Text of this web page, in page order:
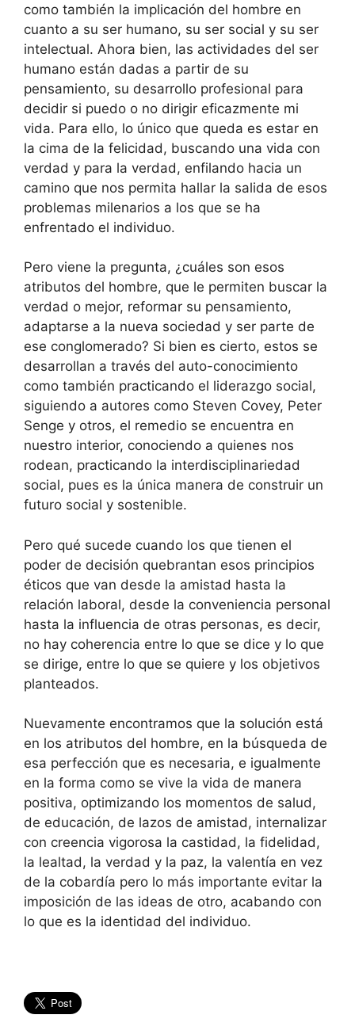
como también la implicación del hombre en
cuanto a su ser humano, su ser social y su ser
intelectual. Ahora bien, las actividades del ser
humano están dadas a partir de su
pensamiento, su desarrollo profesional para
decidir si puedo o no dirigir eficazmente mi
vida. Para ello, lo único que queda es estar en
la cima de la felicidad, buscando una vida con
verdad y para la verdad, enfilando hacia un
camino que nos permita hallar la salida de esos
problemas milenarios a los que se ha
enfrentado el individuo.
Pero viene la pregunta, ¿cuáles son esos
atributos del hombre, que le permiten buscar la
verdad o mejor, reformar su pensamiento,
adaptarse a la nueva sociedad y ser parte de
ese conglomerado? Si bien es cierto, estos se
desarrollan a través del auto-conocimiento
como también practicando el liderazgo social,
siguiendo a autores como Steven Covey, Peter
Senge y otros, el remedio se encuentra en
nuestro interior, conociendo a quienes nos
rodean, practicando la interdisciplinariedad
social, pues es la única manera de construir un
futuro social y sostenible.
Pero qué sucede cuando los que tienen el
poder de decisión quebrantan esos principios
éticos que van desde la amistad hasta la
relación laboral, desde la conveniencia personal
hasta la influencia de otras personas, es decir,
no hay coherencia entre lo que se dice y lo que
se dirige, entre lo que se quiere y los objetivos
planteados.
Nuevamente encontramos que la solución está
en los atributos del hombre, en la búsqueda de
esa perfección que es necesaria, e igualmente
en la forma como se vive la vida de manera
positiva, optimizando los momentos de salud,
de educación, de lazos de amistad, internalizar
con creencia vigorosa la castidad, la fidelidad,
la lealtad, la verdad y la paz, la valentía en vez
de la cobardía pero lo más importante evitar la
imposición de las ideas de otro, acabando con
lo que es la identidad del individuo.